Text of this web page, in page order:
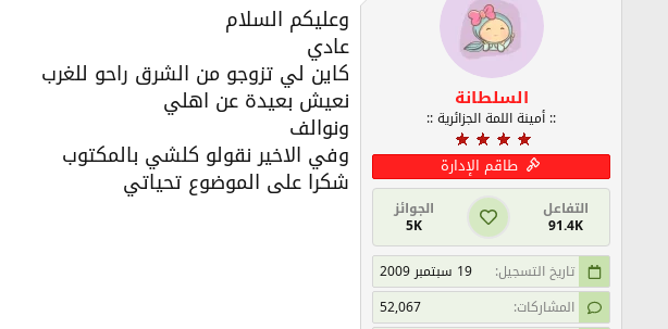
السلطانة
:: أمينة اللمة الجزائرية ::
طاقم الإدارة
التفاعل
91.4K
الجوائز
5K
تاريخ التسجيل
19 سبتمبر 2009
المشاركات
52,067
وعليكم السلام
عادي
كاين لي تزوجو من الشرق راحو للغرب
نعيش بعيدة عن اهلي
ونوالف
وفي الاخير نقولو كلشي بالمكتوب
شكرا على الموضوع تحياتي